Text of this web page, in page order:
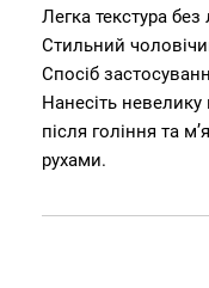
Легка текстура без
Стильний
Спосіб
Нанесіть невелику
після гоління та
рухами.